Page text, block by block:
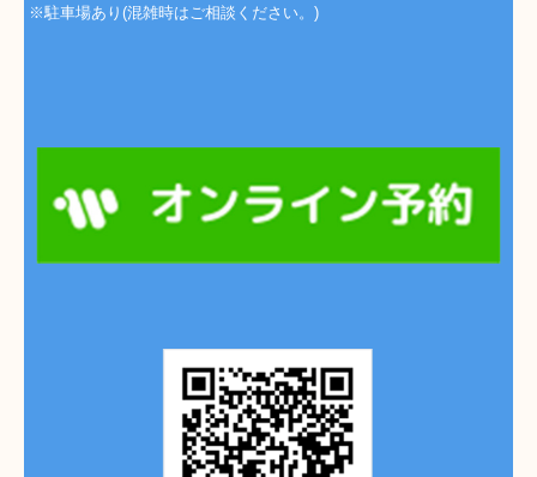
※駐車場あり(混雑時はご相談ください。)